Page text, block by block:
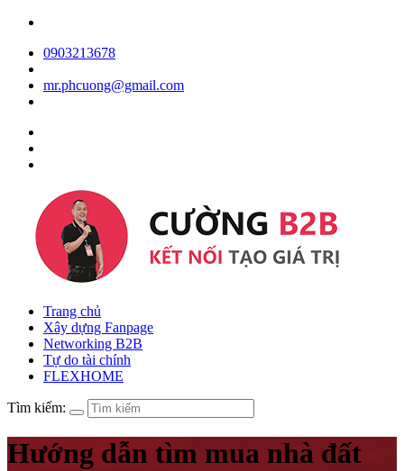
0903213678
mr.phcuong@gmail.com
Trang chủ
Xây dựng Fanpage
Networking B2B
Tự do tài chính
FLEXHOME
Tìm kiếm:
Hướng dẫn tìm mua nhà đất